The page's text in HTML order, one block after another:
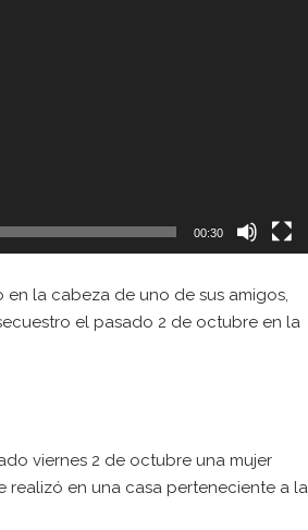
00:30
en la cabeza de uno de sus amigos,
el pasado 2 de octubre en la
viernes 2 de octubre una mujer
realizó en una casa perteneciente a la